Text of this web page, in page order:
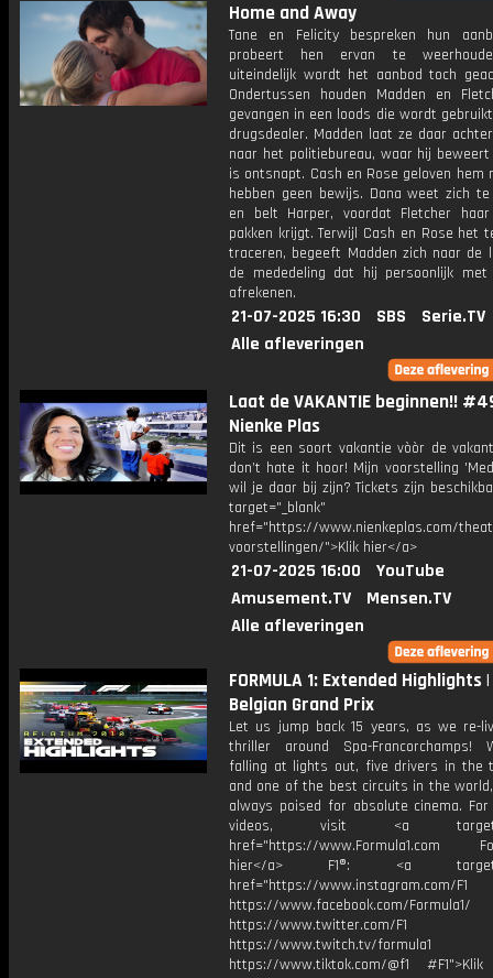
Home and Away
Tane en Felicity bespreken hun
probeert hen ervan te
uiteindelijk wordt het aanbod toch
Ondertussen houden Madden en
gevangen in een loods die wordt
drugsdealer. Madden laat ze daar
naar het politiebureau, waar hij
is ontsnapt. Cash en Rose geloven hem
hebben geen bewijs. Dana weet zich
en belt Harper, voordat Fletcher
pakken krijgt. Terwijl Cash en Rose het
traceren, begeeft Madden zich naar de
de mededeling dat hij persoonlijk met
afrekenen.
21-07-2025 16:30 SBS
Serie.TV
Alle afleveringen
Laat de VAKANTIE beginnen!!
Nienke Plas
Dit is een soort vakantie vòòr de
don’t hate it hoor! Mijn voorstelling
wil je daar bij zijn? Tickets zijn
target="_blank"
href="https://www.nienkeplas.com/
voorstellingen/">Klik hier</a>
21-07-2025 16:00
YouTube
Amusement.TV
Mensen.TV
Alle afleveringen
FORMULA 1: Extended Highlights
Belgian Grand Prix
Let us jump back 15 years, as we re-
thriller around Spa-Francorchamps!
falling at lights out, five drivers in the
and one of the best circuits in the
always poised for absolute cinema. For
videos, visit <a
href="https://www.Formula1.com
hier</a> F1®: <a
href="https://www.instagram.com/F1
https://www.facebook.com/Formula1/
https://www.twitter.com/F1
https://www.twitch.tv/formula1
https://www.tiktok.com/@f1